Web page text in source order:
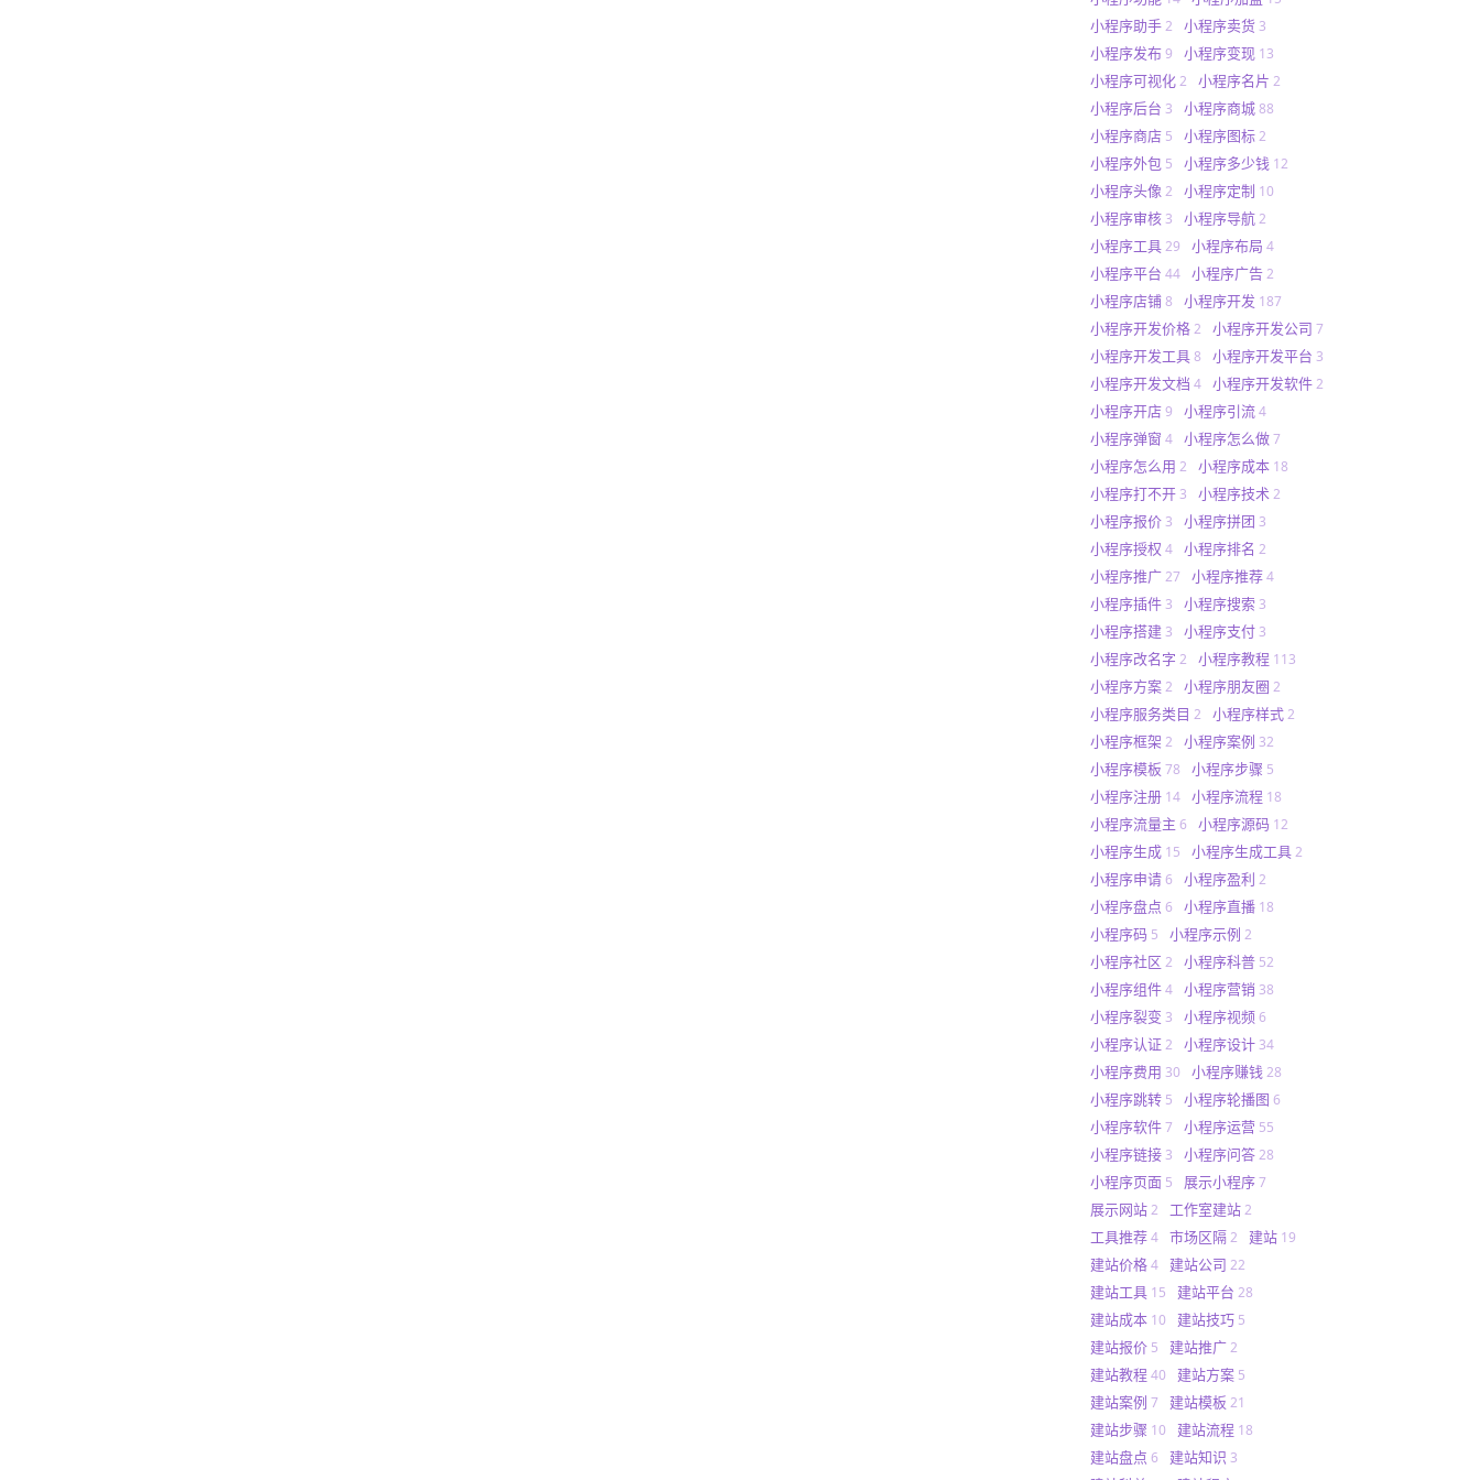
小程序助手 2 小程序卖货 3
小程序发布 9 小程序变现 13
小程序可视化 2 小程序名片 2
小程序后台 3 小程序商城 88
小程序商店 5 小程序图标 2
小程序外包 5 小程序多少钱 12
小程序头像 2 小程序定制 10
小程序审核 3 小程序导航 2
小程序工具 29 小程序布局 4
小程序平台 44 小程序广告 2
小程序店铺 8 小程序开发 187
小程序开发价格 2 小程序开发公司 7
小程序开发工具 8 小程序开发平台 3
小程序开发文档 4 小程序开发软件 2
小程序开店 9 小程序引流 4
小程序弹窗 4 小程序怎么做 7
小程序怎么用 2 小程序成本 18
小程序打不开 3 小程序技术 2
小程序报价 3 小程序拼团 3
小程序授权 4 小程序排名 2
小程序推广 27 小程序推荐 4
小程序插件 3 小程序搜索 3
小程序搭建 3 小程序支付 3
小程序改名字 2 小程序教程 113
小程序方案 2 小程序朋友圈 2
小程序服务类目 2 小程序样式 2
小程序框架 2 小程序案例 32
小程序模板 78 小程序步骤 5
小程序注册 14 小程序流程 18
小程序流量主 6 小程序源码 12
小程序生成 15 小程序生成工具 2
小程序申请 6 小程序盈利 2
小程序盘点 6 小程序直播 18
小程序码 5 小程序示例 2
小程序社区 2 小程序科普 52
小程序组件 4 小程序营销 38
小程序裂变 3 小程序视频 6
小程序认证 2 小程序设计 34
小程序费用 30 小程序赚钱 28
小程序跳转 5 小程序轮播图 6
小程序软件 7 小程序运营 55
小程序链接 3 小程序问答 28
小程序页面 5 展示小程序 7
展示网站 2 工作室建站 2
工具推荐 4 市场区隔 2 建站 19
建站价格 4 建站公司 22
建站工具 15 建站平台 28
建站成本 10 建站技巧 5
建站报价 5 建站推广 2
建站教程 40 建站方案 5
建站案例 7 建站模板 21
建站步骤 10 建站流程 18
建站盘点 6 建站知识 3